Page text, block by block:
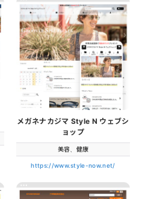
メガネナカジマ Style N ウェブシ
ョップ
美容、健康
https://www.style-now.net/